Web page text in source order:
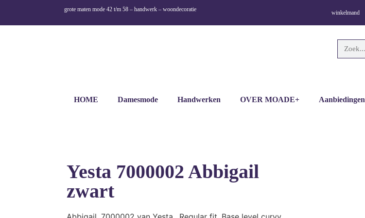
grote maten mode 42 t/m 58 – handwerk – woondecoratie
winkelmand
HOME Damesmode Handwerken OVER MOADE+ Aanbiedingen
Yesta 7000002 Abbigail
zwart